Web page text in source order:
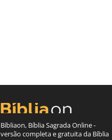
Bíbliaon, Bíblia Sagrada Online -
versão completa e gratuita da Bíblia